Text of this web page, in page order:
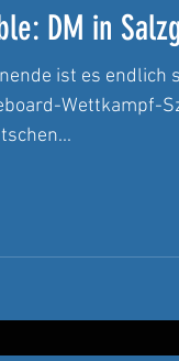
DM in
ist es endlich
Wettkampf-